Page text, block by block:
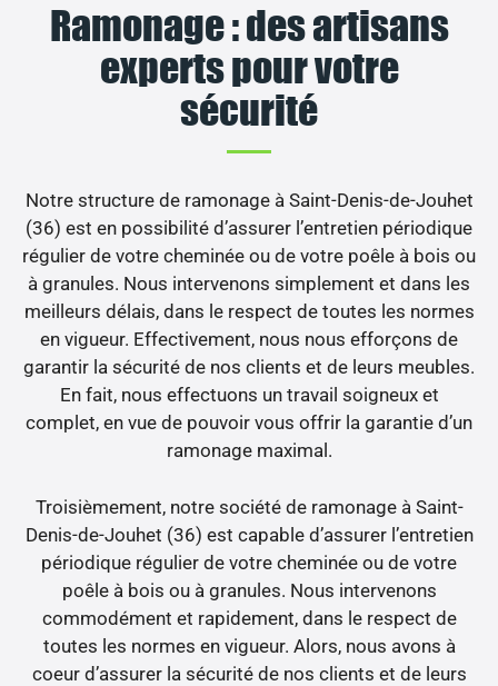
Ramonage : des artisans
experts pour votre
sécurité
Notre structure de ramonage à Saint-Denis-de-Jouhet
(36) est en possibilité d’assurer l’entretien périodique
régulier de votre cheminée ou de votre poêle à bois ou
à granules. Nous intervenons simplement et dans les
meilleurs délais, dans le respect de toutes les normes
en vigueur. Effectivement, nous nous efforçons de
garantir la sécurité de nos clients et de leurs meubles.
En fait, nous effectuons un travail soigneux et
complet, en vue de pouvoir vous offrir la garantie d’un
ramonage maximal.
Troisièmement, notre société de ramonage à Saint-
Denis-de-Jouhet (36) est capable d’assurer l’entretien
périodique régulier de votre cheminée ou de votre
poêle à bois ou à granules. Nous intervenons
commodément et rapidement, dans le respect de
toutes les normes en vigueur. Alors, nous avons à
coeur d’assurer la sécurité de nos clients et de leurs